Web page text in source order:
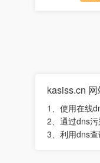
kasiss.cn
1、使用在线
2、通过dns
3、利用dns